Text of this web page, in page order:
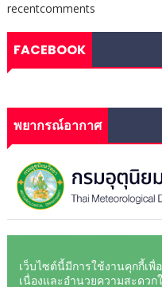
recentcomments
FACEBOOK
พยากรณ์อากาศ